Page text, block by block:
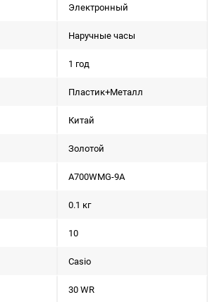
Электронный
Наручные часы
1 год
Пластик+Металл
Китай
Золотой
A700WMG-9A
0.1 кг
10
Casio
30 WR